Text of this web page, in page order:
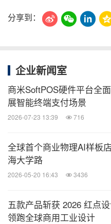
分享到：
企业新闻室
商米SoftPOS硬件平台全
展智能终端支付场景
2026-07-23 13:39 716
全球首个商业物理AI样板
海大学路
2026-05-20 16:43 3436
五款产品斩获 2026 红点
领跑全球商用工业设计